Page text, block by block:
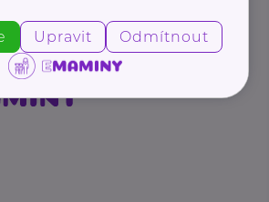
Upravit Odmítnout